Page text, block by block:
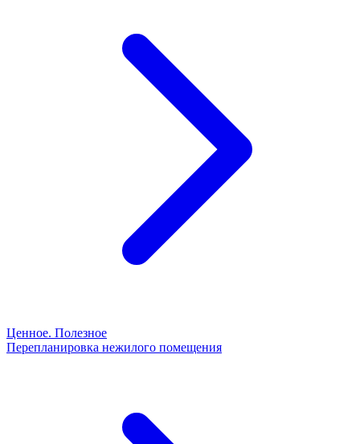
Ценное. Полезное
Перепланировка нежилого помещения